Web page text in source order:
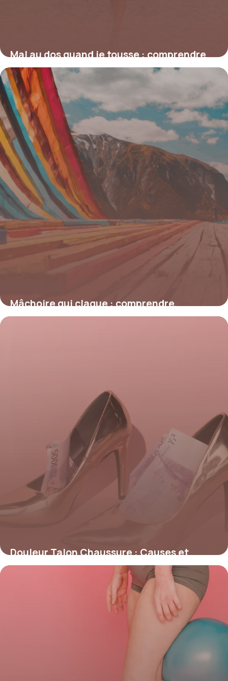
Mal au dos quand je tousse : comprendre
et agir sur ces douleurs insidieuses
19 juin 2026
Mâchoire qui claque : comprendre,
prévenir et agir face à ce symptôme
Douleur Talon Chaussure : Causes et
Solutions